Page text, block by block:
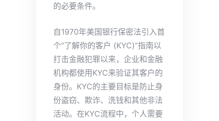
的必要条件。
自1970年美国银行保密法引入首
个“了解你的客户 (KYC)”指南以
打击金融犯罪以来，企业和金融
机构都使用KYC来验证其客户的
身份。KYC的主要目标是防止身
份盗窃、欺诈、洗钱和其他非法
活动。在KYC流程中，个人需要